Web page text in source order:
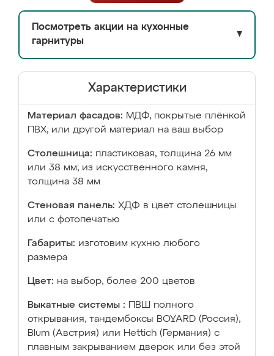
Посмотреть акции на кухонные
гарнитуры
▼
Характеристики
Материал фасадов: МДФ, покрытые плёнкой
ПВХ, или другой материал на ваш выбор
Столешница: пластиковая, толщина 26 мм
или 38 мм; из искусственного камня,
толщина 38 мм
Стеновая панель: ХДФ в цвет столешницы
или с фотопечатью
Габариты: изготовим кухню любого
размера
Цвет: на выбор, более 200 цветов
Выкатные системы :
ПВШ полного
открывания, тандембоксы BOYARD (Россия),
Blum (Австрия) или Hettich (Германия) с
плавным закрыванием дверок или без этой